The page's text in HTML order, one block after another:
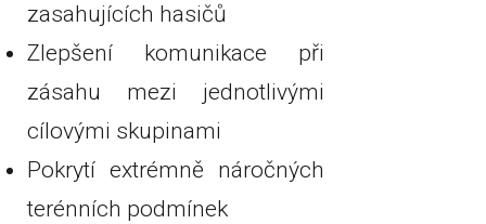
zasahujících hasičů
Zlepšení komunikace při
zásahu mezi jednotlivými
cílovými skupinami
Pokrytí extrémně náročných
terénních podmínek